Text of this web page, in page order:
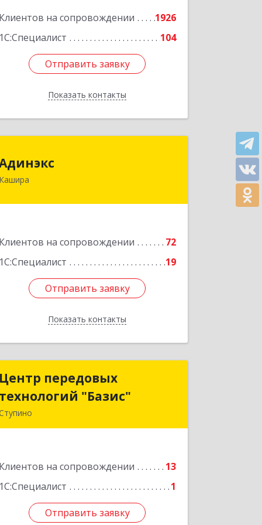
Клиентов на сопровождении
1926
1С:Специалист
104
Отправить заявку
Показать контакты
Отправить заявку
Назад
Кашира
Клиентов на сопровождении
72
1С:Специалист
19
Отправить заявку
Показать контакты
142900, Московская обл, г.о. Кашира,
Отправить заявку
Назад
Центр передовых
технологий "Базис"
Клиентов на сопровождении
13
1С:Специалист
1
Отправить заявку
Центр передовых
технологий "Базис"
Подробнее
Отправить заявку